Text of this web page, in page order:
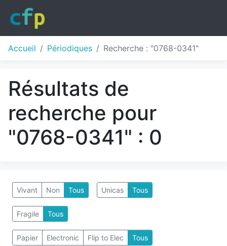
Accueil Périodiques Recherche : "0768-0341"
Résultats de
recherche pour
"0768-0341" : 0
Vivant Non Tous Unicas Tous
Fragile Tous
Papier Electronic Flip to Elec Tous